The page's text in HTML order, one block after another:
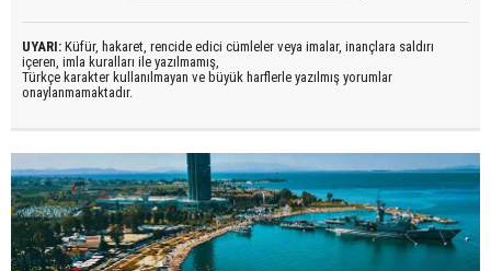
UYARI: Küfür, hakaret, rencide edici cümleler veya imalar, inançlara saldırı
içeren, imla kuralları ile yazılmamış,
Türkçe karakter kullanılmayan ve büyük harflerle yazılmış yorumlar
onaylanmamaktadır.